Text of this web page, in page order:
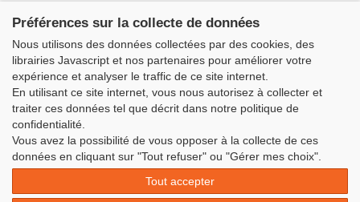
Classe Figaro Beneteau - Maison des skippers - N°1 Terre-Plein du
Sous-Marin Papin
La Base 56100 LORIENT -06 11 73 13 35
Préférences sur la collecte de données
Nous utilisons des données collectées par des cookies, des
librairies Javascript et nos partenaires pour améliorer votre
expérience et analyser le traffic de ce site internet.
En utilisant ce site internet, vous nous autorisez à collecter et
traiter ces données tel que décrit dans notre politique de
confidentialité.
Vous avez la possibilité de vous opposer à la collecte de ces
données en cliquant sur "Tout refuser" ou "Gérer mes choix".
Tout accepter